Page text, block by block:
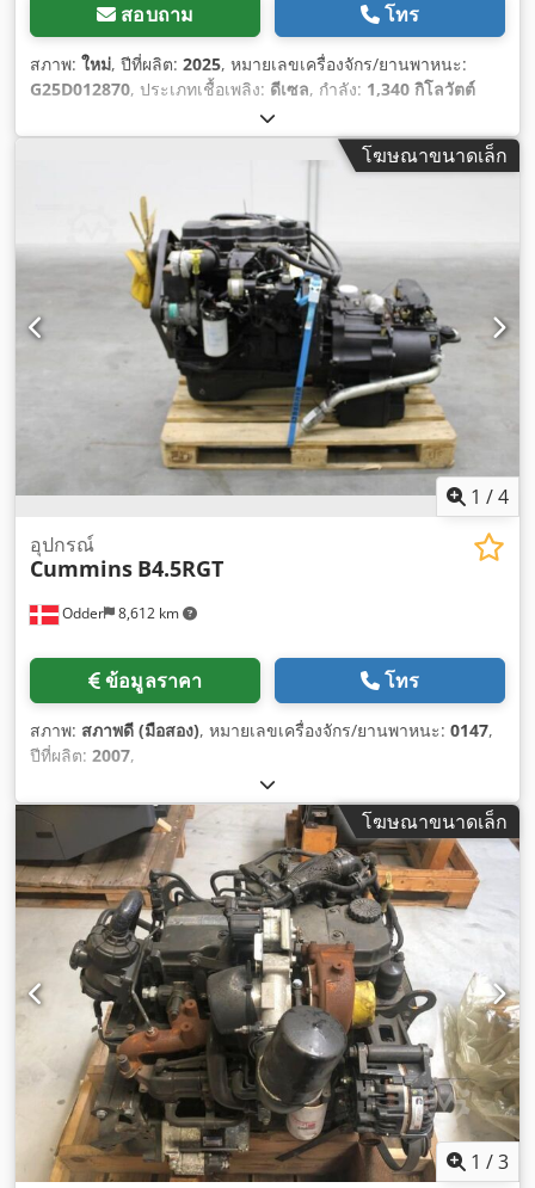
สอบถาม โทร
สภาพ: ใหม่, ปีที่ผลิต: 2025, หมายเลขเครื่องจักร/ยานพาหนะ:
G25D012870, ประเภทเชื้อเพลิง: ดีเซล, กำลัง: 1,340 กิโลวัตต์
, ผู้ผลิตมอเตอร์:
โฆษณาขนาดเล็ก
1 /4
Odder 8,612 km
อุปกรณ์
Cummins B4.5RGT
ข้อมูลราคา โทร
สภาพ: สภาพดี (มือสอง), หมายเลขเครื่องจักร/ยานพาหนะ: 0147,
ปีที่ผลิต: 2007,
โฆษณาขนาดเล็ก
1 /3